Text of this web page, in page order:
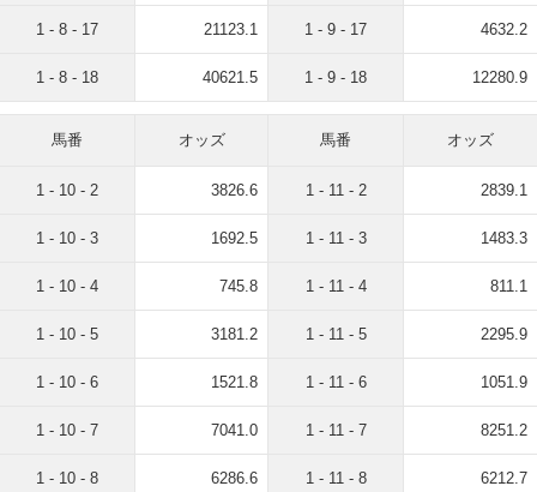
1 - 8 - 17 21123.1
1 - 8 - 18 40621.5
1 - 9 - 17 4632.2
1 - 9 - 18 12280.9
馬番 オッズ
1 - 10 - 2 3826.6
1 - 10 - 3 1692.5
1 - 10 - 4 745.8
1 - 10 - 5 3181.2
1 - 10 - 6 1521.8
1 - 10 - 7 7041.0
1 - 10 - 8 6286.6
馬番 オッズ
1 - 11 - 2 2839.1
1 - 11 - 3 1483.3
1 - 11 - 4 811.1
1 - 11 - 5 2295.9
1 - 11 - 6 1051.9
1 - 11 - 7 8251.2
1 - 11 - 8 6212.7